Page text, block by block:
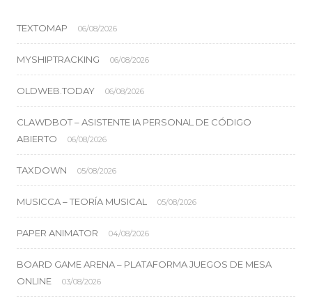
TEXTOMAP 06/08/2026
MYSHIPTRACKING 06/08/2026
OLDWEB.TODAY 06/08/2026
CLAWDBOT – ASISTENTE IA PERSONAL DE CÓDIGO
ABIERTO
06/08/2026
TAXDOWN 05/08/2026
MUSICCA – TEORÍA MUSICAL 05/08/2026
PAPER ANIMATOR 04/08/2026
BOARD GAME ARENA – PLATAFORMA JUEGOS DE MESA
ONLINE
03/08/2026